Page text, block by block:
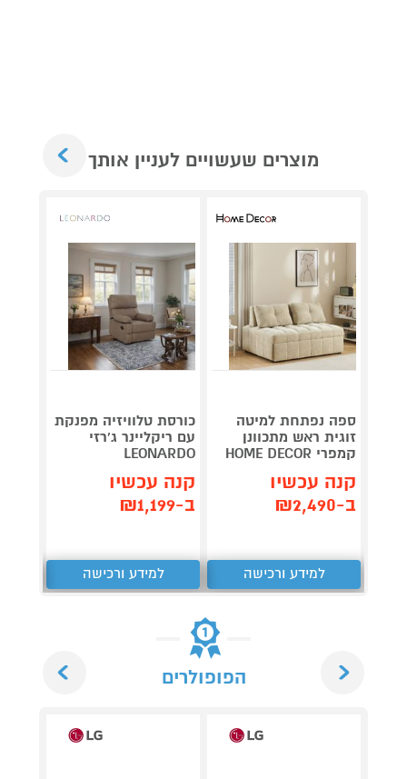
מוצרים שעשויים לעניין אותך
ספה נפתחת למיטה
זוגית ראש מתכוונן
קמפרי HOME DECOR
קנה עכשיו
ב-₪2,490
למידע ורכישה
כורסת טלוויזיה מפנקת
עם ריקליינר ג'רזי
LEONARDO
קנה עכשיו
ב-₪1,199
למידע ורכישה
הפופולרים